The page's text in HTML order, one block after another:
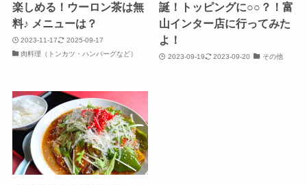
楽しめる！ウーロン茶は無
料♪ メニューは？
2023-11-17
2025-09-17
肉料理（トンカツ・ハンバーグなど）
誕！トッピングに○○？！富
山インター店に行ってみた
よ！
2023-09-19 2023-09-20 その他